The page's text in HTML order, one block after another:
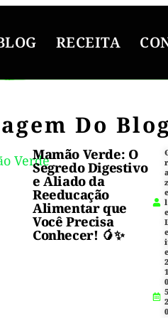
RECEITA
Do
Mamão Verde: O
Segredo Digestivo
e Aliado da
Reeducação
Alimentar que
Você Precisa
Conhecer! 🥭✨
r
l
2
0
2
0